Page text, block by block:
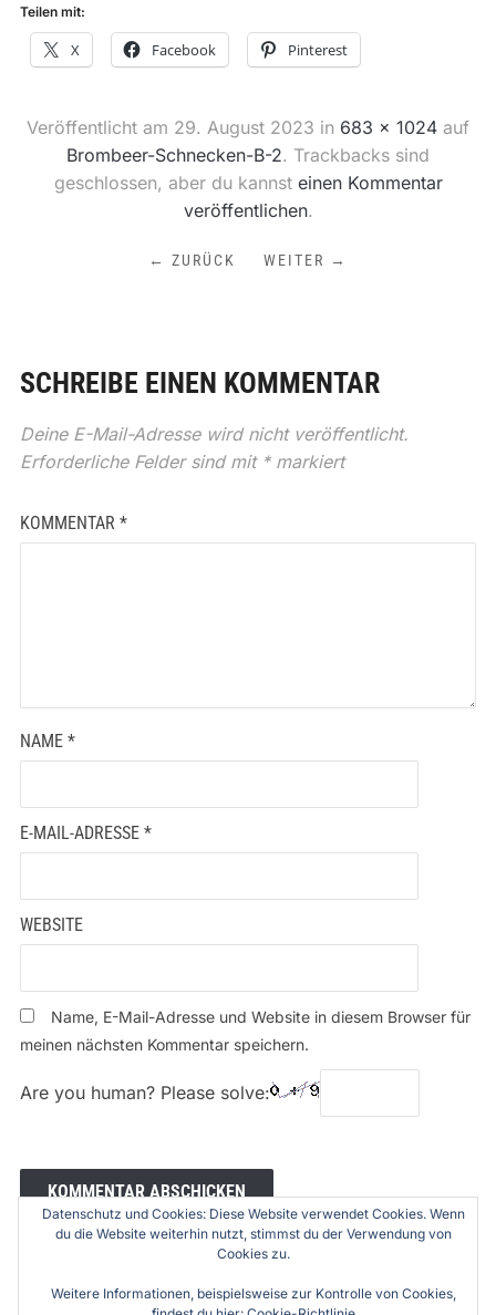
Teilen mit:
X Facebook Pinterest
Veröffentlicht am 29. August 2023 in 683 × 1024 auf
Brombeer-Schnecken-B-2. Trackbacks sind
geschlossen, aber du kannst einen Kommentar
veröffentlichen.
← ZURÜCK WEITER →
SCHREIBE EINEN KOMMENTAR
Deine E-Mail-Adresse wird nicht veröffentlicht.
Erforderliche Felder sind mit *markiert
KOMMENTAR *
NAME *
E-MAIL-ADRESSE *
WEBSITE
Name, E-Mail-Adresse und Website in diesem Browser für
meinen nächsten Kommentar speichern.
Are you human? Please solve:
Datenschutz und Cookies: Diese Website verwendet Cookies. Wenn
du die Website weiterhin nutzt, stimmst du der Verwendung von
Cookies zu.
Weitere Informationen, beispielsweise zur Kontrolle von Cookies,